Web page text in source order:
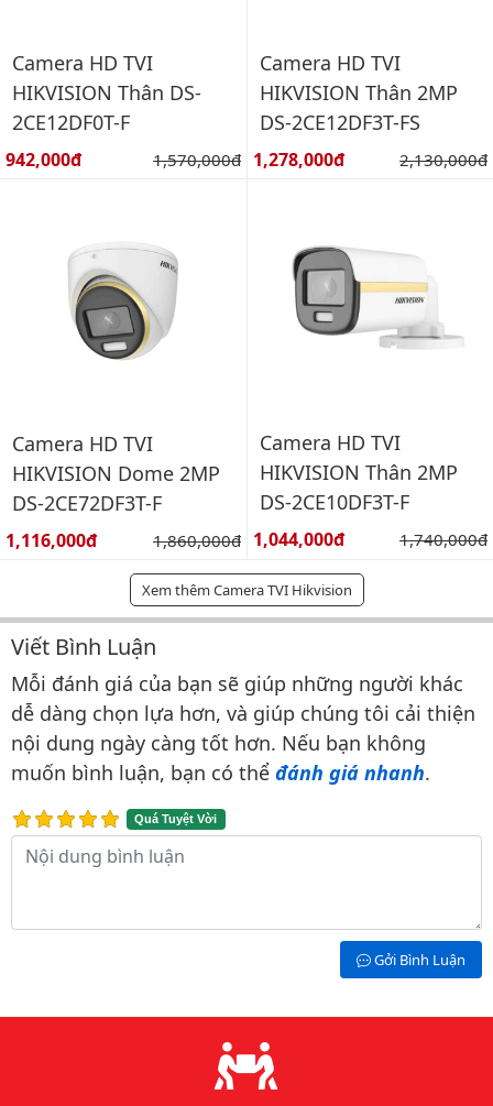
Camera HD TVI
HIKVISION Thân DS-
2CE12DF0T-F
Giá bán:
942,000đ Giá gốc:
1,570,000đ
Camera HD TVI
HIKVISION Thân 2MP
DS-2CE12DF3T-FS
Giá bán:
1,278,000đ Giá gốc:
2,130,000đ
Camera HD TVI
HIKVISION Dome 2MP
DS-2CE72DF3T-F
Giá bán:
1,116,000đ Giá gốc:
1,860,000đ
Camera HD TVI
HIKVISION Thân 2MP
DS-2CE10DF3T-F
Giá bán:
1,044,000đ Giá gốc:
1,740,000đ
Xem thêm Camera TVI Hikvision
Bình luận & Đánh giá
Viết Bình Luận
Mỗi đánh giá của bạn sẽ giúp những người khác
dễ dàng chọn lựa hơn, và giúp chúng tôi cải thiện
nội dung ngày càng tốt hơn. Nếu bạn không
muốn bình luận, bạn có thể đánh giá nhanh.
Quá Tuyệt Vời
Nội dung bình luận
Gởi Bình Luận
Lý do chọn chúng tôi